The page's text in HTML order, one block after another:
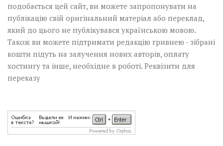
подобається цей сайт, ви можете запропонувати на
публікацію свій оригінальний матеріал або переклад,
який до цього не публікувався українською мовою.
Також ви можете підтримати редакцію гривнею - зібрані
кошти підуть на залучення нових авторів, оплату
хостингу та інше, необхідне в роботі. Реквізити для
переказу